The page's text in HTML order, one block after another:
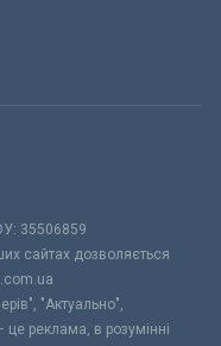
35506859
сайтах дозволяється
"Актуально",
реклама, в розумінні